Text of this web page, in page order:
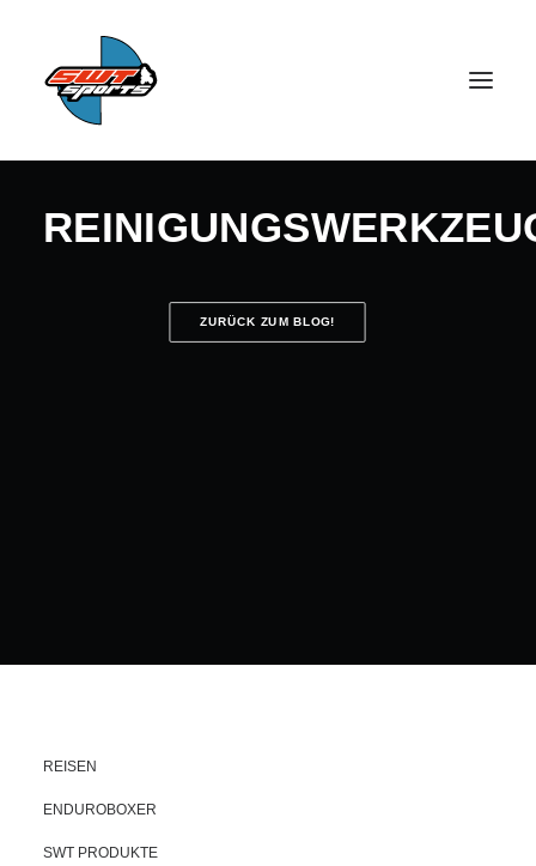
SEARCH
ZURÜCK ZUM BLOG!
REISEN
ENDUROBOXER
SWT PRODUKTE